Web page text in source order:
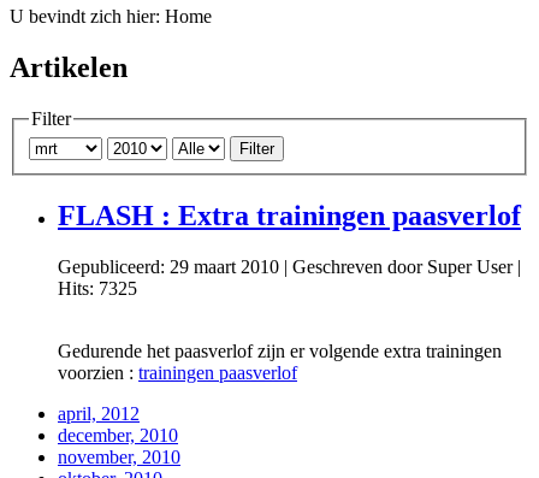
U bevindt zich hier: Home
Artikelen
Filter
Filter
FLASH : Extra trainingen paasverlof
Gepubliceerd: 29 maart 2010 | Geschreven door Super User|
Hits: 7325
Gedurende het paasverlof zijn er volgende extra trainingen
voorzien : trainingen paasverlof
april, 2012
december, 2010
november, 2010